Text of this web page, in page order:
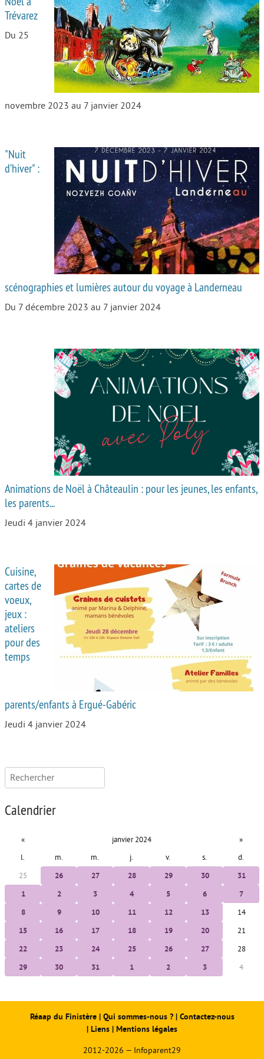
Autour de l’école
Protéger les enfants
Face au handicap
Face au deuil
Aide aux parents
Place aux grands-parents
Trévarez
Du 25
novembre 2023 au 7 janvier 2024
"Nuit
d’hiver" :
scénographies et lumières autour du voyage à Landerneau
Du 7 décembre 2023 au 7 janvier 2024
Animations de Noël à Châteaulin : pour les jeunes, les enfants,
les parents...
Jeudi 4 janvier 2024
Cuisine,
cartes de
voeux,
jeux :
ateliers
pour des
temps
parents/enfants à Ergué-Gabéric
Jeudi 4 janvier 2024
Rechercher :
Calendrier
« janvier 2024 »
l. m. m. j. v. s. d.
25 26 27 28 29 30 31
1 2 3 4 5 6 7
8 9 10 11 12 13 14
15 16 17 18 19 20 21
22 23 24 25 26 27 28
29 30 31 1 2 3 4
Réaap du Finistère| Qui sommes-nous ? | Contactez-nous
| Liens | Mentions légales
2012-2026 — Infoparent29